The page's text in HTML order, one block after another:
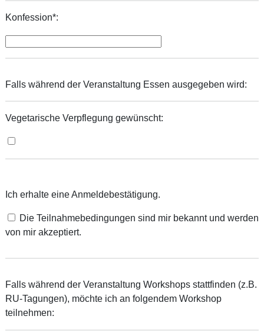
Konfession*:
Falls während der Veranstaltung Essen ausgegeben wird:
Vegetarische Verpflegung gewünscht:
Ich erhalte eine Anmeldebestätigung.
Die Teilnahmebedingungen sind mir bekannt und werden
von mir akzeptiert.
Falls während der Veranstaltung Workshops stattfinden (z.B.
RU-Tagungen), möchte ich an folgendem Workshop
teilnehmen: